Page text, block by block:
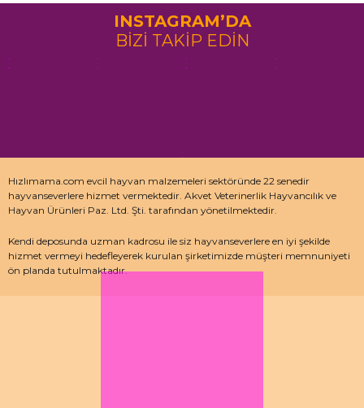
INSTAGRAM’DA
BİZİ TAKİP EDİN
Hızlımama.com evcil hayvan malzemeleri sektöründe 22 senedir
hayvanseverlere hizmet vermektedir. Akvet Veterinerlik Hayvancılık ve
Hayvan Ürünleri Paz. Ltd. Şti. tarafından yönetilmektedir.
Kendi deposunda uzman kadrosu ile siz hayvanseverlere en iyi şekilde
hizmet vermeyi hedefleyerek kurulan şirketimizde müşteri memnuniyeti
ön planda tutulmaktadır.